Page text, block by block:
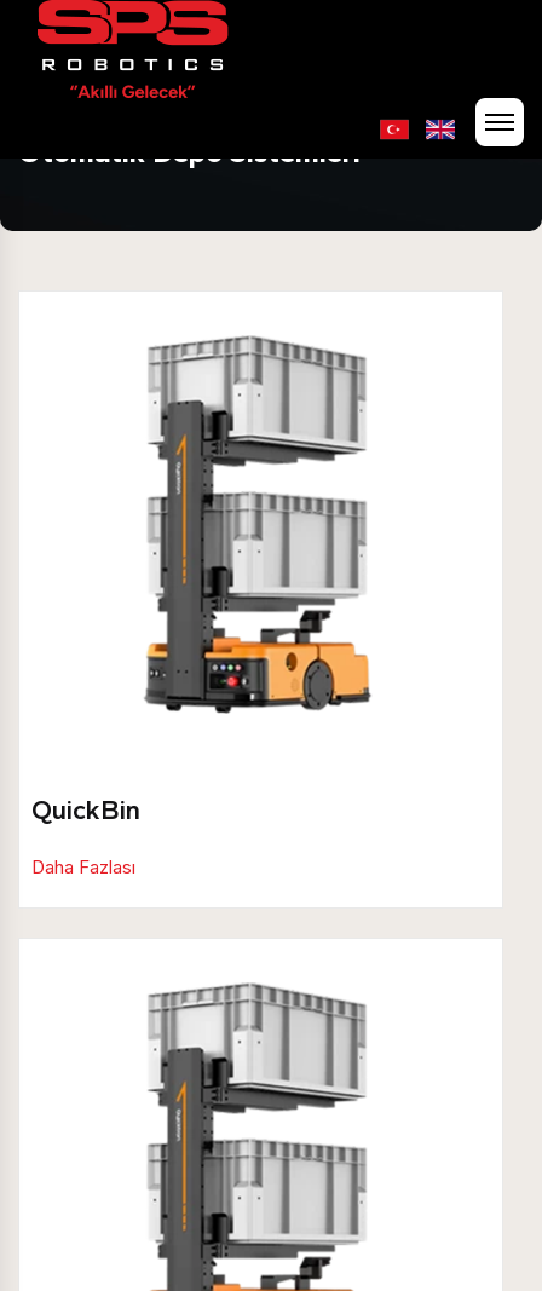
Otomatik Depo Sistemleri
QuickBin
Daha Fazlası